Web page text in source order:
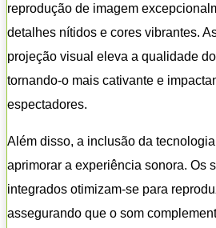
reprodução de imagem
detalhes nítidos e cores vibrantes.
projeção visual eleva a qualidade
tornando-o mais cativante e
espectadores.
Além disso, a inclusão da
aprimorar a experiência sonora. Os
integrados otimizam-se para
assegurando que o som